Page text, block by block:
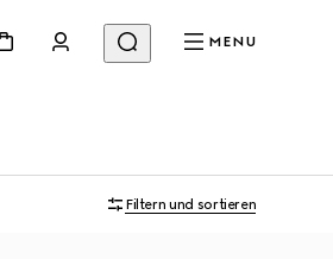
MENU
Filtern und sortieren